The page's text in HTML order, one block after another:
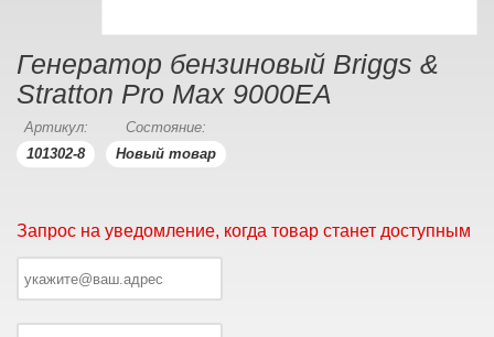
Генератор бензиновый Briggs &
Stratton Pro Max 9000EA
Артикул:
101302-8
Состояние:
Новый товар
Запрос на уведомление, когда товар станет доступным